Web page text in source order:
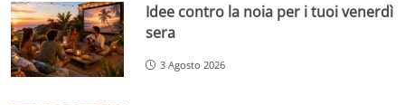
Idee contro la noia per i tuoi venerdì
sera
3 Agosto 2026